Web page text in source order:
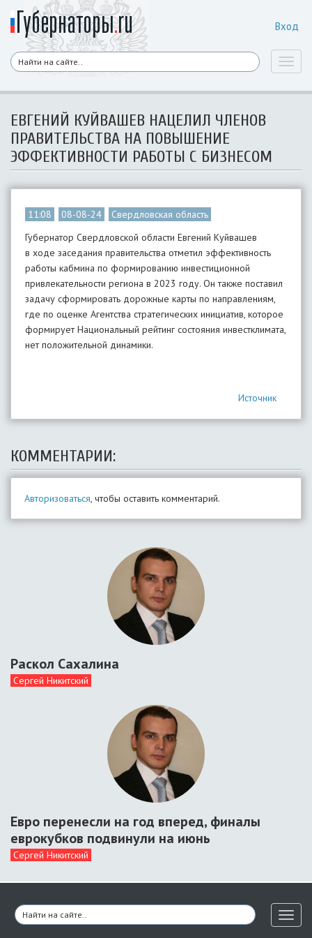
Вход
ЕВГЕНИЙ КУЙВАШЕВ НАЦЕЛИЛ ЧЛЕНОВ
ПРАВИТЕЛЬСТВА НА ПОВЫШЕНИЕ
ЭФФЕКТИВНОСТИ РАБОТЫ С БИЗНЕСОМ
11:08 08-08-24
Свердловская область
Губернатор Свердловской области Евгений Куйвашев
в ходе заседания правительства отметил эффективность
работы кабмина по формированию инвестиционной
привлекательности региона в 2023 году. Он также поставил
задачу сформировать дорожные карты по направлениям,
где по оценке Агентства стратегических инициатив, которое
формирует Национальный рейтинг состояния инвестклимата,
нет положительной динамики.
Источник
КОММЕНТАРИИ:
Авторизоваться, чтобы оставить комментарий.
Раскол Сахалина
Сергей Никитский
Евро перенесли на год вперед, финалы
еврокубков подвинули на июнь
Сергей Никитский